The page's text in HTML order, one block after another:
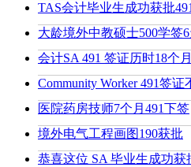
TAS会计毕业生成功获批
大龄境外中教硕士500学签6
会计SA 491 签证历时18个
Community Worker 491签证
医院药房技师7个月491下签
境外电气工程画图190获批
恭喜这位 SA 毕业生成功获